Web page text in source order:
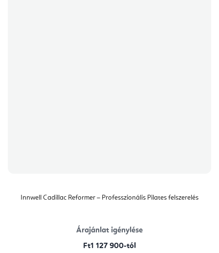
Innwell Cadillac Reformer – Professzionális Pilates felszerelés
Árajánlat igénylése
Ft1 127 900-tól